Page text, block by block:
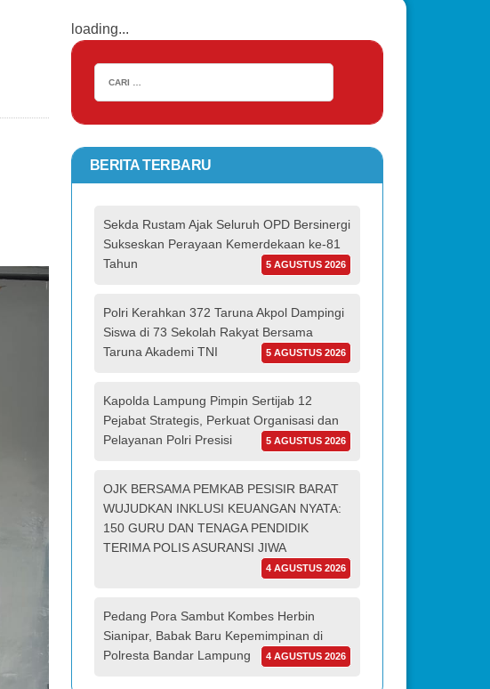
loading...
BERITA TERBARU
Sekda Rustam Ajak Seluruh OPD Bersinergi
Sukseskan Perayaan Kemerdekaan ke-81
Tahun
5 AGUSTUS 2026
Polri Kerahkan 372 Taruna Akpol Dampingi
Siswa di 73 Sekolah Rakyat Bersama
Taruna Akademi TNI
5 AGUSTUS 2026
Kapolda Lampung Pimpin Sertijab 12
Pejabat Strategis, Perkuat Organisasi dan
Pelayanan Polri Presisi
5 AGUSTUS 2026
OJK BERSAMA PEMKAB PESISIR BARAT
WUJUDKAN INKLUSI KEUANGAN NYATA:
150 GURU DAN TENAGA PENDIDIK
TERIMA POLIS ASURANSI JIWA
4 AGUSTUS 2026
Pedang Pora Sambut Kombes Herbin
Sianipar, Babak Baru Kepemimpinan di
Polresta Bandar Lampung
4 AGUSTUS 2026